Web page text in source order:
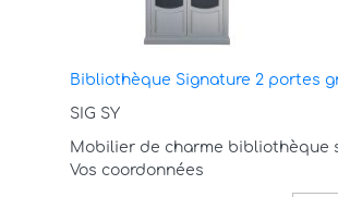
Bibliothèque Signature 2 portes
SIG SY
Mobilier de charme bibliothèque
Vos coordonnées